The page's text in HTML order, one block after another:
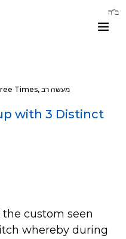
Times, מעשה רב
with 3 Distinct
custom seen
whereby during